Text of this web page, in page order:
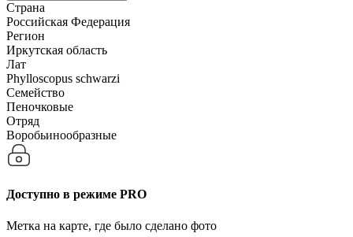
Страна
Российская Федерация
Регион
Иркутская область
Лат
Phylloscopus schwarzi
Семейство
Пеночковые
Отряд
Воробьинообразные
Доступно в режиме PRO
Метка на карте, где было сделано фото